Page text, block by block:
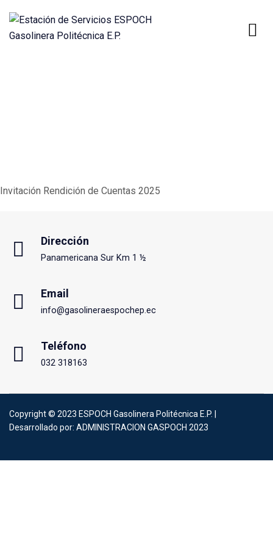
Invitación Rendición de Cuentas 2025
Dirección
Panamericana Sur Km 1 ½
Email
info@gasolineraespochep.ec
Teléfono
032 318163
Copyright © 2023 ESPOCH Gasolinera Politécnica E.P. |
Desarrollado por: ADMINISTRACION GASPOCH 2023